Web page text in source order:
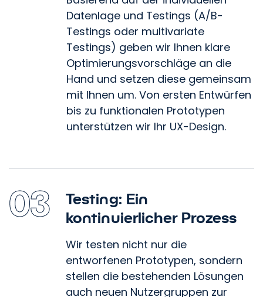
Datenlage und Testings (A/B-
Testings oder multivariate
Testings) geben wir Ihnen klare
Optimierungsvorschläge an die
Hand und setzen diese gemeinsam
mit Ihnen um. Von ersten Entwürfen
bis zu funktionalen Prototypen
unterstützen wir Ihr UX-Design.
03
Testing: Ein
kontinuierlicher Prozess
Wir testen nicht nur die
entworfenen Prototypen, sondern
stellen die bestehenden Lösungen
auch neuen Nutzergruppen zur